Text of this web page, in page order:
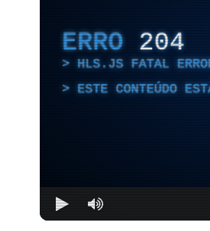
ERRO 204
HLS.JS FATAL
ESTE CONTEÚDO